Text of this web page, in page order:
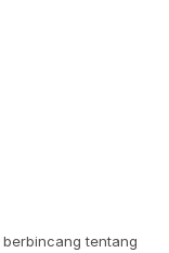
berbincang tentang